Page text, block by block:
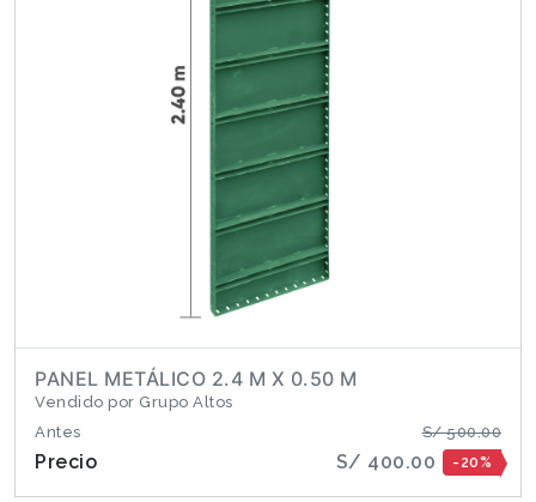
PANEL METÁLICO 2.4 M X 0.50 M
Vendido por Grupo Altos
Antes
S/ 500.00
Precio S/ 400.00 -20%